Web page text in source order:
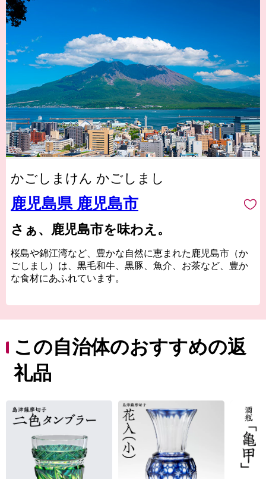
かごしまけん かごしまし
鹿児島県 鹿児島市
さぁ、鹿児島市を味わえ。
桜島や錦江湾など、豊かな自然に恵まれた鹿児島市（か
ごしまし）は、黒毛和牛、黒豚、魚介、お茶など、豊か
な食材にあふれています。
伝統の技を受け継ぎ、高い技術で生み出された薩摩切
子、薩摩焼など、匠の技が光る“逸品”があります。
また、南の交流拠点都市として各種都市機能が集積して
この自治体のおすすめの返
礼品